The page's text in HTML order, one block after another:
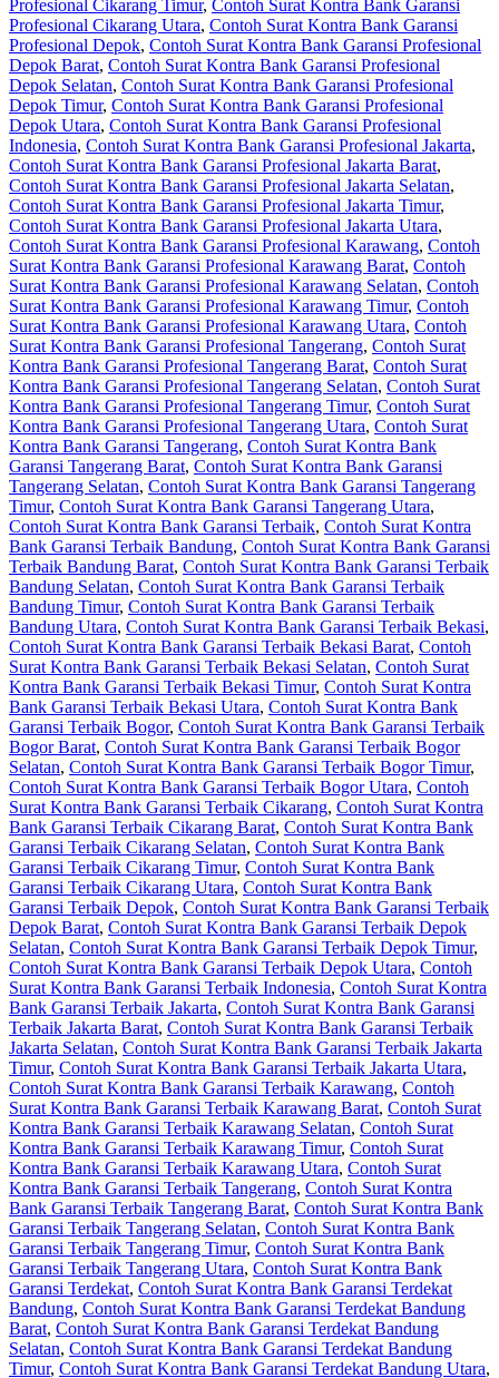
Profesional Cikarang Timur, Contoh Surat Kontra Bank Garansi
Profesional Cikarang Utara, Contoh Surat Kontra Bank Garansi
Profesional Depok, Contoh Surat Kontra Bank Garansi Profesional
Depok Barat, Contoh Surat Kontra Bank Garansi Profesional
Depok Selatan, Contoh Surat Kontra Bank Garansi Profesional
Depok Timur, Contoh Surat Kontra Bank Garansi Profesional
Depok Utara, Contoh Surat Kontra Bank Garansi Profesional
Indonesia, Contoh Surat Kontra Bank Garansi Profesional Jakarta,
Contoh Surat Kontra Bank Garansi Profesional Jakarta Barat,
Contoh Surat Kontra Bank Garansi Profesional Jakarta Selatan,
Contoh Surat Kontra Bank Garansi Profesional Jakarta Timur,
Contoh Surat Kontra Bank Garansi Profesional Jakarta Utara,
Contoh Surat Kontra Bank Garansi Profesional Karawang, Contoh
Surat Kontra Bank Garansi Profesional Karawang Barat, Contoh
Surat Kontra Bank Garansi Profesional Karawang Selatan, Contoh
Surat Kontra Bank Garansi Profesional Karawang Timur, Contoh
Surat Kontra Bank Garansi Profesional Karawang Utara, Contoh
Surat Kontra Bank Garansi Profesional Tangerang, Contoh Surat
Kontra Bank Garansi Profesional Tangerang Barat, Contoh Surat
Kontra Bank Garansi Profesional Tangerang Selatan, Contoh Surat
Kontra Bank Garansi Profesional Tangerang Timur, Contoh Surat
Kontra Bank Garansi Profesional Tangerang Utara, Contoh Surat
Kontra Bank Garansi Tangerang, Contoh Surat Kontra Bank
Garansi Tangerang Barat, Contoh Surat Kontra Bank Garansi
Tangerang Selatan, Contoh Surat Kontra Bank Garansi Tangerang
Timur, Contoh Surat Kontra Bank Garansi Tangerang Utara,
Contoh Surat Kontra Bank Garansi Terbaik, Contoh Surat Kontra
Bank Garansi Terbaik Bandung, Contoh Surat Kontra Bank Garansi
Terbaik Bandung Barat, Contoh Surat Kontra Bank Garansi Terbaik
Bandung Selatan, Contoh Surat Kontra Bank Garansi Terbaik
Bandung Timur, Contoh Surat Kontra Bank Garansi Terbaik
Bandung Utara, Contoh Surat Kontra Bank Garansi Terbaik Bekasi,
Contoh Surat Kontra Bank Garansi Terbaik Bekasi Barat, Contoh
Surat Kontra Bank Garansi Terbaik Bekasi Selatan, Contoh Surat
Kontra Bank Garansi Terbaik Bekasi Timur, Contoh Surat Kontra
Bank Garansi Terbaik Bekasi Utara, Contoh Surat Kontra Bank
Garansi Terbaik Bogor, Contoh Surat Kontra Bank Garansi Terbaik
Bogor Barat, Contoh Surat Kontra Bank Garansi Terbaik Bogor
Selatan, Contoh Surat Kontra Bank Garansi Terbaik Bogor Timur,
Contoh Surat Kontra Bank Garansi Terbaik Bogor Utara, Contoh
Surat Kontra Bank Garansi Terbaik Cikarang, Contoh Surat Kontra
Bank Garansi Terbaik Cikarang Barat, Contoh Surat Kontra Bank
Garansi Terbaik Cikarang Selatan, Contoh Surat Kontra Bank
Garansi Terbaik Cikarang Timur, Contoh Surat Kontra Bank
Garansi Terbaik Cikarang Utara, Contoh Surat Kontra Bank
Garansi Terbaik Depok, Contoh Surat Kontra Bank Garansi Terbaik
Depok Barat, Contoh Surat Kontra Bank Garansi Terbaik Depok
Selatan, Contoh Surat Kontra Bank Garansi Terbaik Depok Timur,
Contoh Surat Kontra Bank Garansi Terbaik Depok Utara, Contoh
Surat Kontra Bank Garansi Terbaik Indonesia, Contoh Surat Kontra
Bank Garansi Terbaik Jakarta, Contoh Surat Kontra Bank Garansi
Terbaik Jakarta Barat, Contoh Surat Kontra Bank Garansi Terbaik
Jakarta Selatan, Contoh Surat Kontra Bank Garansi Terbaik Jakarta
Timur, Contoh Surat Kontra Bank Garansi Terbaik Jakarta Utara,
Contoh Surat Kontra Bank Garansi Terbaik Karawang, Contoh
Surat Kontra Bank Garansi Terbaik Karawang Barat, Contoh Surat
Kontra Bank Garansi Terbaik Karawang Selatan, Contoh Surat
Kontra Bank Garansi Terbaik Karawang Timur, Contoh Surat
Kontra Bank Garansi Terbaik Karawang Utara, Contoh Surat
Kontra Bank Garansi Terbaik Tangerang, Contoh Surat Kontra
Bank Garansi Terbaik Tangerang Barat, Contoh Surat Kontra Bank
Garansi Terbaik Tangerang Selatan, Contoh Surat Kontra Bank
Garansi Terbaik Tangerang Timur, Contoh Surat Kontra Bank
Garansi Terbaik Tangerang Utara, Contoh Surat Kontra Bank
Garansi Terdekat, Contoh Surat Kontra Bank Garansi Terdekat
Bandung, Contoh Surat Kontra Bank Garansi Terdekat Bandung
Barat, Contoh Surat Kontra Bank Garansi Terdekat Bandung
Selatan, Contoh Surat Kontra Bank Garansi Terdekat Bandung
Timur, Contoh Surat Kontra Bank Garansi Terdekat Bandung Utara,